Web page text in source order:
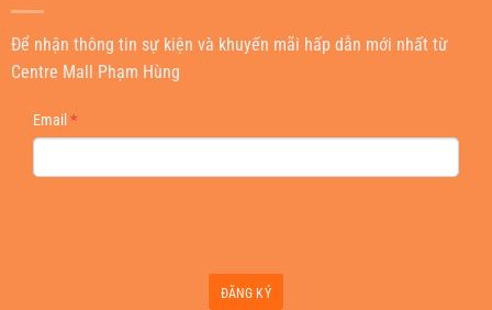
Để nhận thông tin sự kiện và khuyến mãi hấp dẫn mới nhất từ
Centre Mall Phạm Hùng
NEWSLETTER
Email *
ĐĂNG KÝ